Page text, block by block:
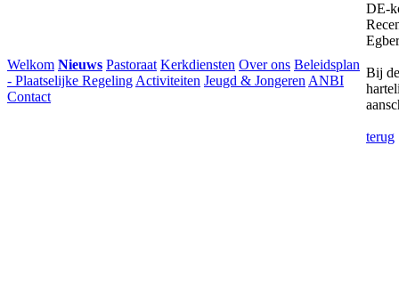
Welkom Nieuws Pastoraat Kerkdiensten Over ons Beleidsplan
- Plaatselijke Regeling Activiteiten Jeugd & Jongeren ANBI
Contact
DE-
Bij
terug